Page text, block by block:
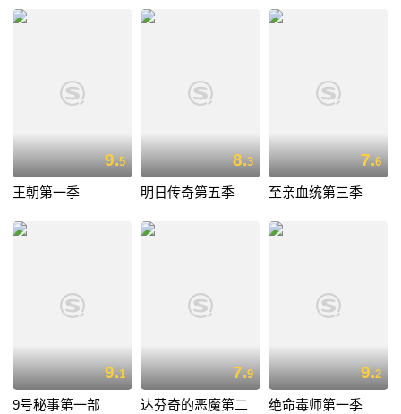
9.5
王朝第一季
8.3
明日传奇第五季
7.6
至亲血统第三季
9.1
9号秘事第一部
7.9
达芬奇的恶魔第二
9.2
绝命毒师第一季